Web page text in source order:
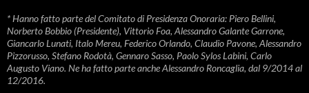
* Hanno fatto parte del Comitato di Presidenza Onoraria: Piero Bellini,
Norberto Bobbio (Presidente), Vittorio Foa, Alessandro Galante Garrone,
Giancarlo Lunati, Italo Mereu, Federico Orlando, Claudio Pavone, Alessandro
Pizzorusso, Stefano Rodotà, Gennaro Sasso, Paolo Sylos Labini, Carlo
Augusto Viano. Ne ha fatto parte anche Alessandro Roncaglia, dal 9/2014 al
12/2016.